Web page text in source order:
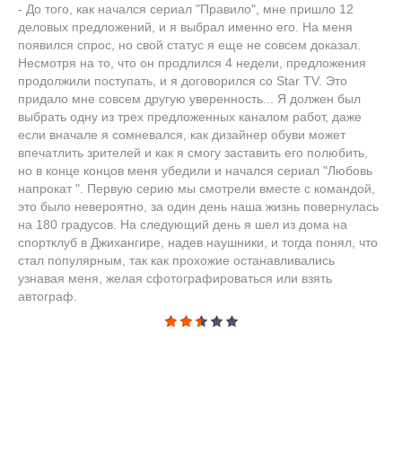
- До того, как начался сериал "Правило", мне пришло 12
деловых предложений, и я выбрал именно его. На меня
появился спрос, но свой статус я еще не совсем доказал.
Несмотря на то, что он продлился 4 недели, предложения
продолжили поступать, и я договорился со Star TV. Это
придало мне совсем другую уверенность... Я должен был
выбрать одну из трех предложенных каналом работ, даже
если вначале я сомневался, как дизайнер обуви может
впечатлить зрителей и как я смогу заставить его полюбить,
но в конце концов меня убедили и начался сериал "Любовь
напрокат ". Первую серию мы смотрели вместе с командой,
это было невероятно, за один день наша жизнь повернулась
на 180 градусов. На следующий день я шел из дома на
спортклуб в Джихангире, надев наушники, и тогда понял, что
стал популярным, так как прохожие останавливались
узнавая меня, желая сфотографироваться или взять
автограф.